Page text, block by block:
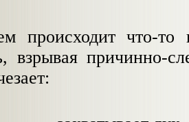
происходит что-то
взрывая причинно-